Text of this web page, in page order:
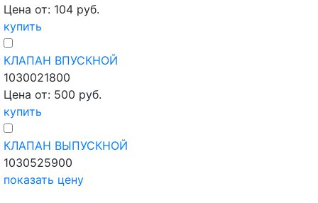
Цена от: 104 руб.
купить
КЛАПАН ВПУСКНОЙ
1030021800
Цена от: 500 руб.
купить
КЛАПАН ВЫПУСКНОЙ
1030525900
показать цену